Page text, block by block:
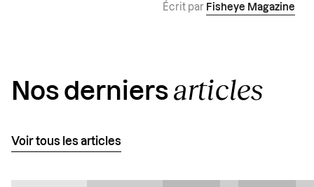
Écrit par Fisheye Magazine
Nos derniers articles
Voir tous les articles